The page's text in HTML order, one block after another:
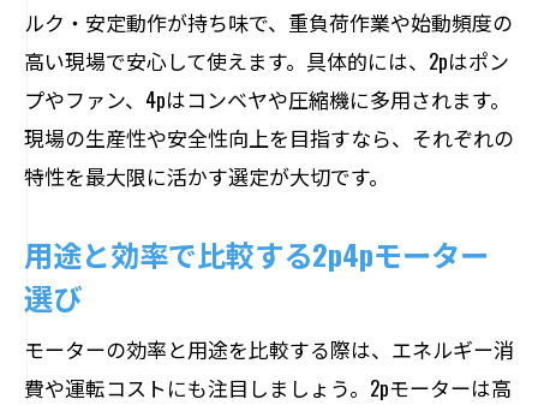
ルク・安定動作が持ち味で、重負荷作業や始動頻度の
高い現場で安心して使えます。具体的には、2pはポン
プやファン、4pはコンベヤや圧縮機に多用されます。
現場の生産性や安全性向上を目指すなら、それぞれの
特性を最大限に活かす選定が大切です。
用途と効率で比較する2p4pモーター
選び
モーターの効率と用途を比較する際は、エネルギー消
費や運転コストにも注目しましょう。2pモーターは高